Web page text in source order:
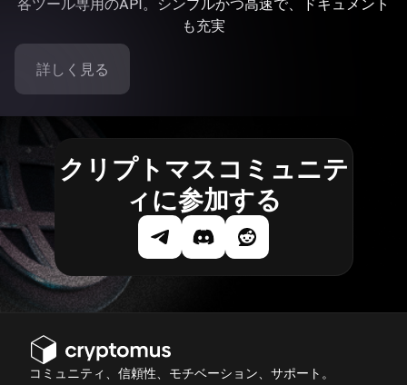
各ツール専用のAPI。シンプルかつ高速で、ドキュメント
も充実
詳しく見る
クリプトマスコミュニテ
ィに参加する
コミュニティ、信頼性、モチベーション、サポート。